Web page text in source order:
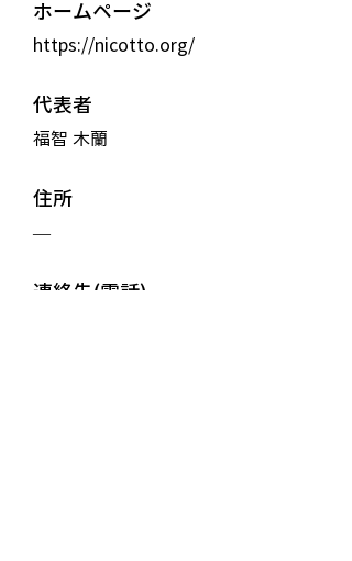
ホームページ
https://nicotto.org/
代表者
福智 木蘭
住所
—
連絡先(電話)